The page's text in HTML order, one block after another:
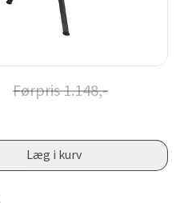
Førpris1.148,-
Læg i kurv